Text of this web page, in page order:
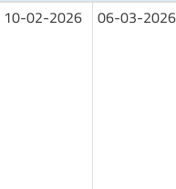
10-02-2026 06-03-2026